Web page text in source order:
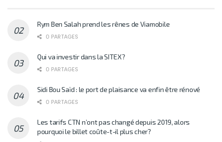
Rym Ben Salah prend les rênes de Viamobile
0 PARTAGES
Qui va investir dans la SITEX?
0 PARTAGES
Sidi Bou Saïd : le port de plaisance va enfin être rénové
0 PARTAGES
Les tarifs CTN n’ont pas changé depuis 2019, alors
pourquoi le billet coûte-t-il plus cher?